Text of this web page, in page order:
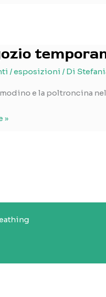
/esposizioni / Di
e la poltroncina
»